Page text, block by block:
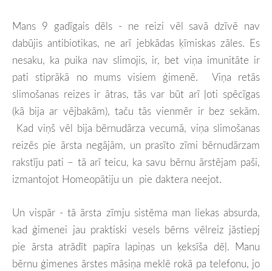
Mans 9 gadīgais dēls - ne reizi vēl savā dzīvē nav
dabūjis antibiotikas, ne arī jebkādas ķīmiskas zāles. Es
nesaku, ka puika nav slimojis, ir, bet viņa imunitāte ir
pati stiprākā no mums visiem ģimenē. Viņa retās
slimošanas reizes ir ātras, tās var būt arī ļoti spēcīgas
(kā bija ar vējbakām), taču tās vienmēr ir bez sekām.
Kad viņš vēl bija bērnudārza vecumā, viņa slimošanas
reizēs pie ārsta negājām, un prasīto zīmi bērnudārzam
rakstīju pati – tā arī teicu, ka savu bērnu ārstējam paši,
izmantojot Homeopātiju un pie daktera neejot.
Un vispār - tā ārsta zīmju sistēma man liekas absurda,
kad ģimenei jau praktiski vesels bērns vēlreiz jāstiepj
pie ārsta atrādīt papīra lapiņas un ķeksīša dēļ. Manu
bērnu ģimenes ārstes māsiņa meklē rokā pa telefonu, jo